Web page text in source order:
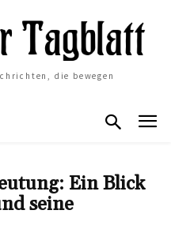
die bewegen
Ein Blick
seine